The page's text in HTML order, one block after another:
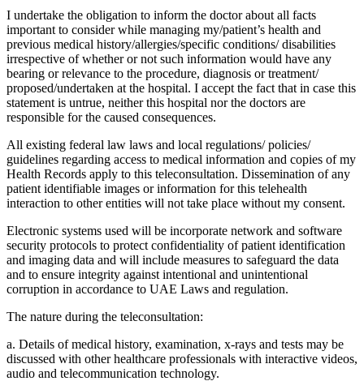
I undertake the obligation to inform the doctor about all facts
important to consider while managing my/patient’s health and
previous medical history/allergies/specific conditions/ disabilities
irrespective of whether or not such information would have any
bearing or relevance to the procedure, diagnosis or treatment/
proposed/undertaken at the hospital. I accept the fact that in case this
statement is untrue, neither this hospital nor the doctors are
responsible for the caused consequences.
All existing federal law laws and local regulations/ policies/
guidelines regarding access to medical information and copies of my
Health Records apply to this teleconsultation. Dissemination of any
patient identifiable images or information for this telehealth
interaction to other entities will not take place without my consent.
Electronic systems used will be incorporate network and software
security protocols to protect confidentiality of patient identification
and imaging data and will include measures to safeguard the data
and to ensure integrity against intentional and unintentional
corruption in accordance to UAE Laws and regulation.
The nature during the teleconsultation:
a. Details of medical history, examination, x-rays and tests may be
discussed with other healthcare professionals with interactive videos,
audio and telecommunication technology.